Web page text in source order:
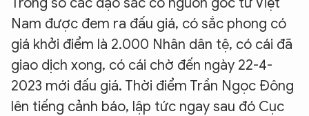
Nam được đem ra đấu giá, có sắc phong có
giá khởi điểm là 2.000 Nhân dân tệ, có cái đã
giao dịch xong, có cái chờ đến ngày 22-4-
2023 mới đấu giá. Thời điểm Trần Ngọc Đông
lên tiếng cảnh báo, lập tức ngay sau đó Cục